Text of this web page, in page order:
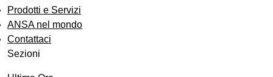
Prodotti e Servizi
ANSA nel mondo
Contattaci
Sezioni